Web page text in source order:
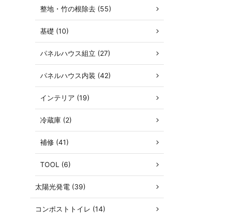
整地・竹の根除去 (55)
基礎 (10)
パネルハウス組立 (27)
パネルハウス内装 (42)
インテリア (19)
冷蔵庫 (2)
補修 (41)
TOOL (6)
太陽光発電 (39)
コンポストトイレ (14)